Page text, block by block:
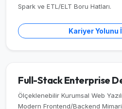
Spark ve ETL/ELT Boru Hatları.
Kariyer Yolunu
Full-Stack Enterprise
Ölçeklenebilir Kurumsal Web
Modern Frontend/Backend